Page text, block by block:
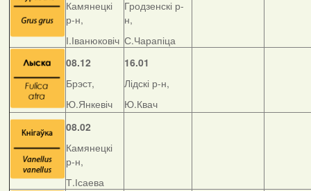
Камянецкі
р-н,
І.Іванюковіч
Гродзенскі р-
н,
С.Чарапіца
08.12
Брэст,
Ю.Янкевіч
16.01
Лідскі р-н,
Ю.Квач
08.02
Камянецкі
р-н,
Т.Ісаева